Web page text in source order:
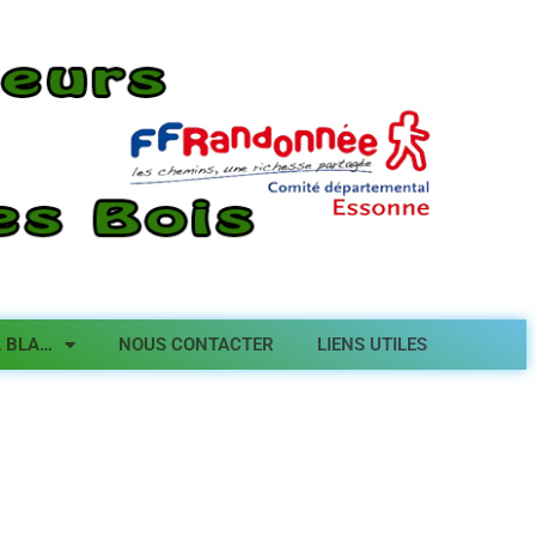
BLA… NOUS CONTACTER LIENS UTILES